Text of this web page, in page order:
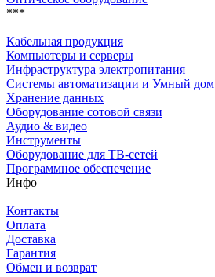
***
Кабельная продукция
Компьютеры и серверы
Инфраструктура электропитания
Системы автоматизации и Умный дом
Хранение данных
Оборудование сотовой связи
Аудио & видео
Инструменты
Оборудование для ТВ-сетей
Программное обеспечение
Инфо
Контакты
Оплата
Доставка
Гарантия
Обмен и возврат